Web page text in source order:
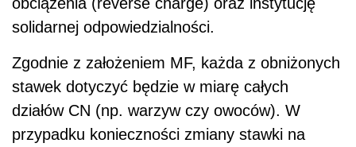
solidarnej odpowiedzialności.
Zgodnie z założeniem MF, każda z obniżonych
stawek dotyczyć będzie w miarę całych
działów CN (np. warzyw czy owoców). W
przypadku konieczności zmiany stawki na